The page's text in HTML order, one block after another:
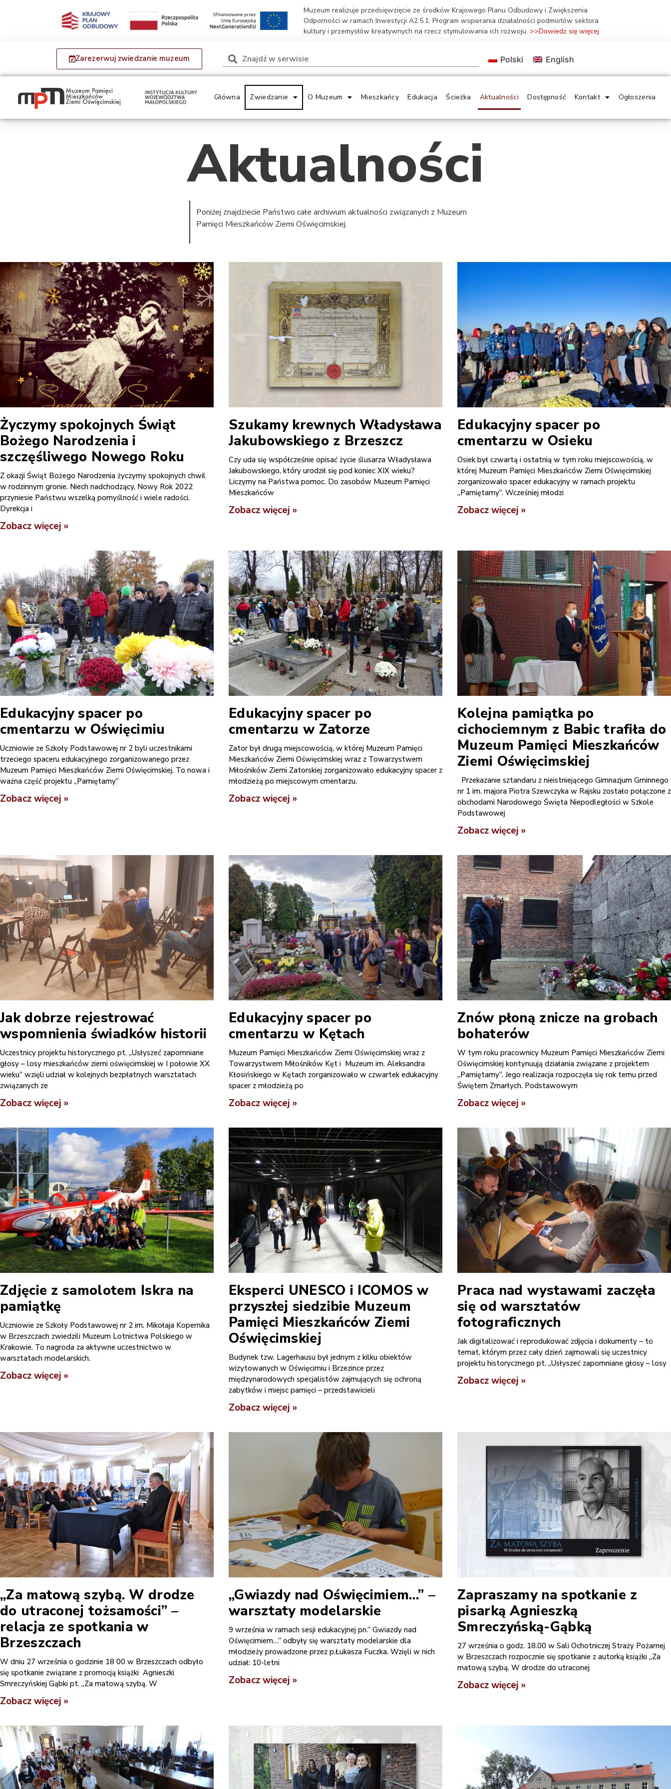
Muzeum realizuje przedsięwzięcie ze środków Krajowego Planu Odbudowy i Zwiększenia
Odporności w ramach Inwestycji A2.5.1: Program wspierania działalności podmiotów sektora
kultury i przemysłów kreatywnych na rzecz stymulowania ich rozwoju. >>Dowiedz się więcej
Zarezerwuj zwiedzanie muzeum Polski English
Główna Zwiedzanie O Muzeum Mieszkańcy Edukacja Ścieżka Aktualności Dostępność Kontakt Ogłoszenia
Aktualności
Poniżej znajdziecie Państwo całe archiwum aktualności związanych z Muzeum
Pamięci Mieszkańców Ziemi Oświęcimskiej.
Życzymy spokojnych Świąt
Bożego Narodzenia i
szczęśliwego Nowego Roku
Z okazji Świąt Bożego Narodzenia życzymy spokojnych chwil
w rodzinnym gronie. Niech nadchodzący, Nowy Rok 2022
przyniesie Państwu wszelką pomyślność i wiele radości.
Dyrekcja i
Zobacz więcej »
Szukamy krewnych Władysława
Jakubowskiego z Brzeszcz
Czy uda się współcześnie opisać życie ślusarza Władysława
Jakubowskiego, który urodził się pod koniec XIX wieku?
Liczymy na Państwa pomoc. Do zasobów Muzeum Pamięci
Mieszkańców
Zobacz więcej »
Edukacyjny spacer po
cmentarzu w Osieku
Osiek był czwartą i ostatnią w tym roku miejscowością, w
której Muzeum Pamięci Mieszkańców Ziemi Oświęcimskiej
zorganizowało spacer edukacyjny w ramach projektu
„Pamiętamy”. Wcześniej młodzi
Zobacz więcej »
Edukacyjny spacer po
cmentarzu w Oświęcimiu
Uczniowie ze Szkoły Podstawowej nr 2 byli uczestnikami
trzeciego spaceru edukacyjnego zorganizowanego przez
Muzeum Pamięci Mieszkańców Ziemi Oświęcimskiej. To nowa i
ważna część projektu „Pamiętamy”
Zobacz więcej »
Edukacyjny spacer po
cmentarzu w Zatorze
Zator był drugą miejscowością, w której Muzeum Pamięci
Mieszkańców Ziemi Oświęcimskiej wraz z Towarzystwem
Miłośników Ziemi Zatorskiej zorganizowało edukacyjny spacer z
młodzieżą po miejscowym cmentarzu.
Zobacz więcej »
Kolejna pamiątka po
cichociemnym z Babic trafiła do
Muzeum Pamięci Mieszkańców
Ziemi Oświęcimskiej
Przekazanie sztandaru z nieistniejącego Gimnazjum Gminnego
nr 1 im. majora Piotra Szewczyka w Rajsku zostało połączone z
obchodami Narodowego Święta Niepodległości w Szkole
Podstawowej
Zobacz więcej »
Jak dobrze rejestrować
wspomnienia świadków historii
Uczestnicy projektu historycznego pt. „Usłyszeć zapomniane
głosy – losy mieszkańców ziemi oświęcimskiej w I połowie XX
wieku” wzięli udział w kolejnych bezpłatnych warsztatach
związanych ze
Zobacz więcej »
Edukacyjny spacer po
cmentarzu w Kętach
Muzeum Pamięci Mieszkańców Ziemi Oświęcimskiej wraz z
Towarzystwem Miłośników Kęt i Muzeum im. Aleksandra
Kłosińskiego w Kętach zorganizowało w czwartek edukacyjny
spacer z młodzieżą po
Zobacz więcej »
Znów płoną znicze na grobach
bohaterów
W tym roku pracownicy Muzeum Pamięci Mieszkańców Ziemi
Oświęcimskiej kontynuują działania związane z projektem
„Pamiętamy”. Jego realizacja rozpoczęła się rok temu przed
Świętem Zmarłych. Podstawowym
Zobacz więcej »
Zdjęcie z samolotem Iskra na
pamiątkę
Uczniowie ze Szkoły Podstawowej nr 2 im. Mikołaja Kopernika
w Brzeszczach zwiedzili Muzeum Lotnictwa Polskiego w
Krakowie. To nagroda za aktywne uczestnictwo w
warsztatach modelarskich.
Zobacz więcej »
Eksperci UNESCO i ICOMOS w
przyszłej siedzibie Muzeum
Pamięci Mieszkańców Ziemi
Oświęcimskiej
Budynek tzw. Lagerhausu był jednym z kilku obiektów
wizytowanych w Oświęcimiu i Brzezince przez
międzynarodowych specjalistów zajmujących się ochroną
zabytków i miejsc pamięci – przedstawicieli
Zobacz więcej »
Praca nad wystawami zaczęła
się od warsztatów
fotograficznych
Jak digitalizować i reprodukować zdjęcia i dokumenty – to
temat, którym przez cały dzień zajmowali się uczestnicy
projektu historycznego pt. „Usłyszeć zapomniane głosy – losy
Zobacz więcej »
„Za matową szybą. W drodze
do utraconej tożsamości” –
relacja ze spotkania w
Brzeszczach
W dniu 27 września o godzinie 18 00 w Brzeszczach odbyło
się spotkanie związane z promocją książki Agnieszki
Smreczyńskiej Gąbki pt. „Za matową szybą. W
Zobacz więcej »
„Gwiazdy nad Oświęcimiem…” –
warsztaty modelarskie
9 września w ramach sesji edukacyjnej pn.” Gwiazdy nad
Oświęcimiem…” odbyły się warsztaty modelarskie dla
młodzieży prowadzone przez p.Łukasza Fuczka. Wzięli w nich
udział: 10-letni
Zobacz więcej »
Zapraszamy na spotkanie z
pisarką Agnieszką
Smreczyńską-Gąbką
27 września o godz. 18.00 w Sali Ochotniczej Straży Pożarnej
w Brzeszczach rozpocznie się spotkanie z autorką książki „Za
matową szybą. W drodze do utraconej
Zobacz więcej »